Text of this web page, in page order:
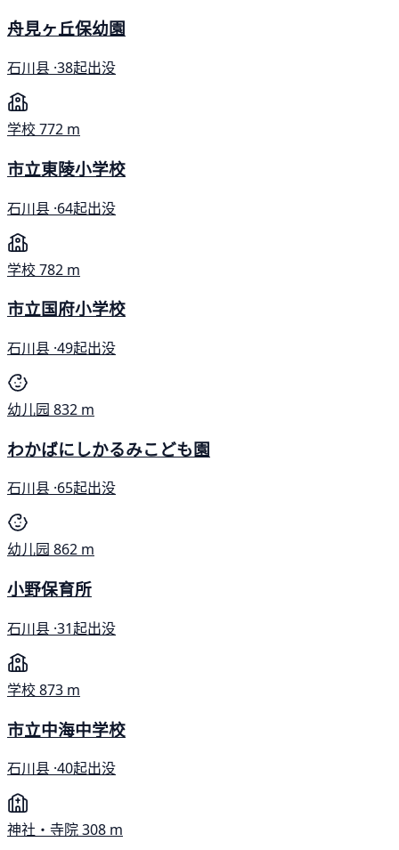
舟見ヶ丘保幼園
石川县 ·38起出没
学校772 m
市立東陵小学校
石川县 ·64起出没
学校782 m
市立国府小学校
石川县 ·49起出没
幼儿园 832 m
わかばにしかるみこども園
石川县 ·65起出没
幼儿园 862 m
小野保育所
石川县 ·31起出没
学校873 m
市立中海中学校
石川县 ·40起出没
神社・寺院308 m